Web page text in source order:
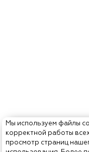
Мы используем файлы
корректной работы
просмотр страниц